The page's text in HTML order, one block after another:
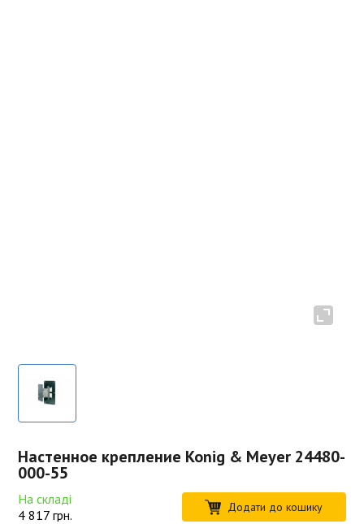
Настенное крепление Konig & Meyer 24480-
000-55
На складі
4 817 грн. Додати до кошику